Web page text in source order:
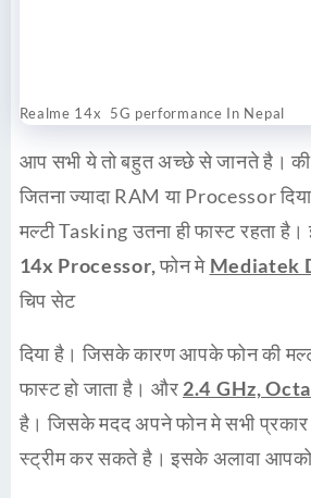
Realme 14x 5G performance In Nepal
आप सभी ये तो बहुत अच्छे से जानते है।
जितना ज्यादा RAM या Processor
मल्टी Tasking उतना ही फास्ट रहता है।
14x Processor,फोन मे Mediatek
चिप सेट
दिया है। जिसके कारण आपके फोन की
फास्ट हो जाता है। और 2.4 GHz,
है। जिसके मदद अपने फोन मे सभी
स्ट्रीम कर सकते है। इसके अलावा